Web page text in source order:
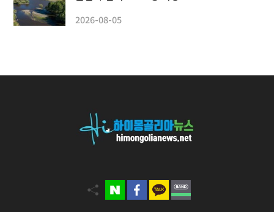
2026-08-05